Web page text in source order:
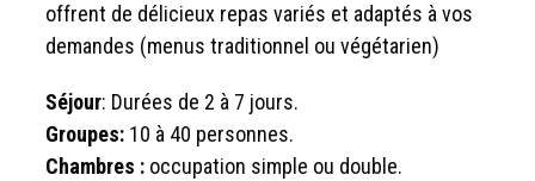
offrent de délicieux repas variés et adaptés à vos
demandes (menus traditionnel ou végétarien)
Séjour: Durées de 2 à 7 jours.
Groupes: 10 à 40 personnes.
Chambres : occupation simple ou double.